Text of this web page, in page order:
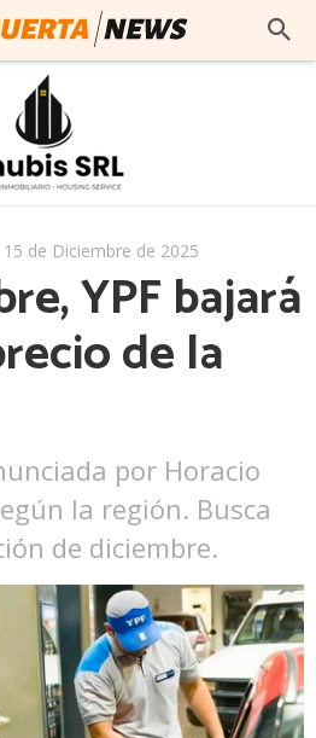
15 de Diciembre de 2025
YPF bajará
de la
por Horacio
la región. Busca
de diciembre.